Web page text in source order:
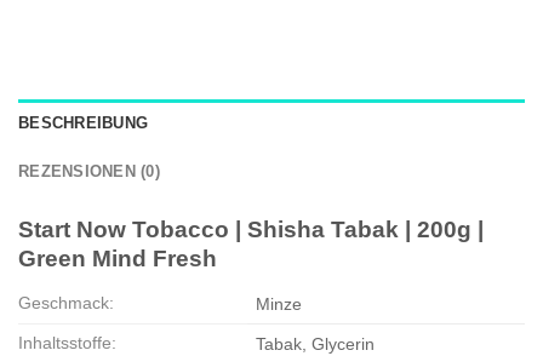
BESCHREIBUNG
REZENSIONEN (0)
Start Now Tobacco | Shisha Tabak | 200g |
Green Mind Fresh
Geschmack: Minze
Inhaltsstoffe: Tabak, Glycerin